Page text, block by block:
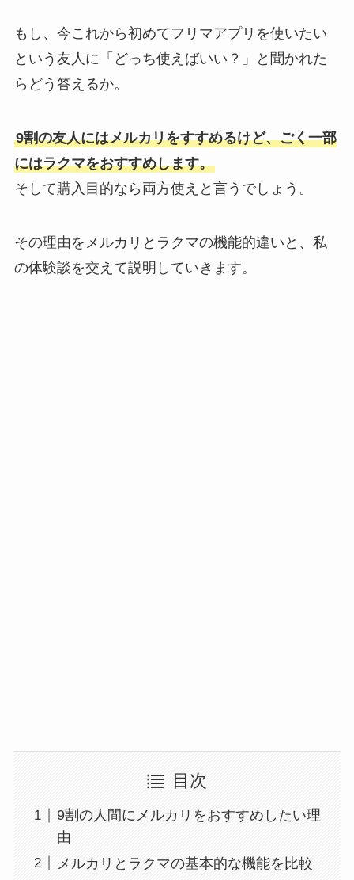
もし、今これから初めてフリマアプリを使いたい
という友人に「どっち使えばいい？」と聞かれた
らどう答えるか。
9割の友人にはメルカリをすすめるけど、ごく一部
にはラクマをおすすめします。
そして購入目的なら両方使えと言うでしょう。
その理由をメルカリとラクマの機能的違いと、私
の体験談を交えて説明していきます。
目次
9割の人間にメルカリをおすすめしたい理
由
メルカリとラクマの基本的な機能を比較